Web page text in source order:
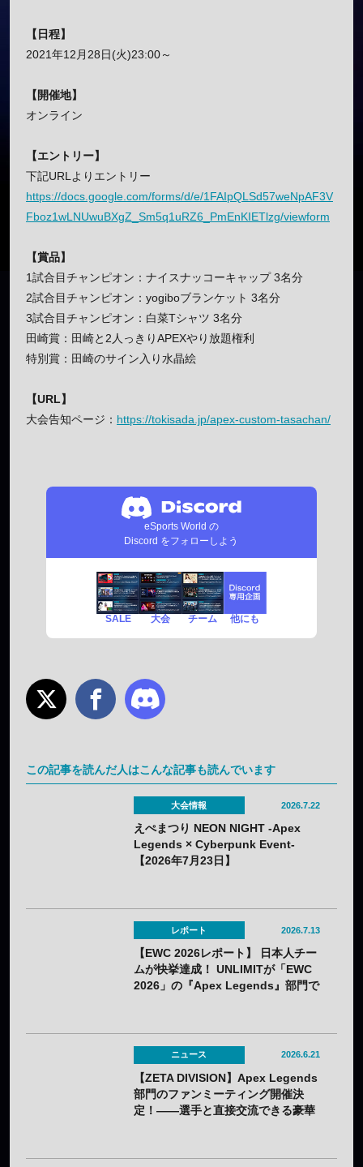
【日程】
2021年12月28日(火)23:00～
【開催地】
オンライン
【エントリー】
下記URLよりエントリー
https://docs.google.com/forms/d/e/1FAIpQLSd57weNpAF3V
Fboz1wLNUwuBXgZ_Sm5q1uRZ6_PmEnKIETlzg/viewform
【賞品】
1試合目チャンピオン：ナイスナッコーキャップ 3名分
2試合目チャンピオン：yogiboブランケット 3名分
3試合目チャンピオン：白菜Tシャツ 3名分
田崎賞：田崎と2人っきりAPEXやり放題権利
特別賞：田崎のサイン入り水晶絵
【URL】
大会告知ページ： https://tokisada.jp/apex-custom-tasachan/
eSports World の
Discord をフォローしよう
SALE 大会 チーム 他にも
この記事を読んだ人はこんな記事も読んでいます
大会情報 2026.7.22
えぺまつり NEON NIGHT -Apex
Legends × Cyberpunk Event-
【2026年7月23日】
レポート 2026.7.13
【EWC 2026レポート】 日本人チー
ムが快挙達成！ UNLIMITが「EWC
2026」の『Apex Legends』部門で
ニュース 2026.6.21
【ZETA DIVISION】Apex Legends
部門のファンミーティング開催決
定！——選手と直接交流できる豪華